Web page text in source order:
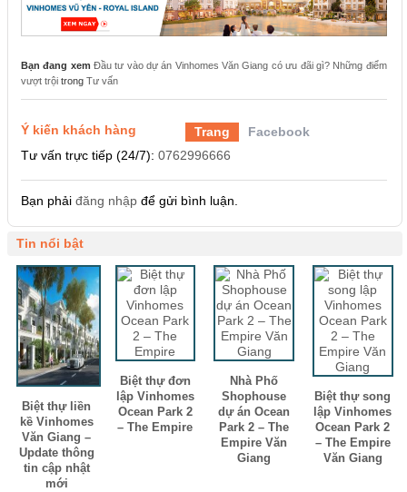
Bạn đang xem Đầu tư vào dự án Vinhomes Văn Giang có ưu đãi gì? Những điểm
vượt trội trong Tư vấn
Ý kiến khách hàng Trang
Facebook
Tư vấn trực tiếp (24/7): 0762996666
Bạn phải đăng nhập để gửi bình luận.
Tin nổi bật
Biệt thự liền
kề Vinhomes
Văn Giang –
Update thông
tin cập nhật
mới
Biệt thự đơn
lập Vinhomes
Ocean Park 2
– The Empire
Nhà Phố
Shophouse
dự án Ocean
Park 2 – The
Empire Văn
Giang
Biệt thự song
lập Vinhomes
Ocean Park 2
– The Empire
Văn Giang